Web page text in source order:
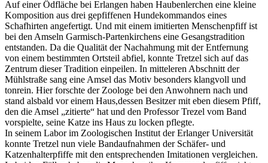
Auf einer Ödfläche bei Erlangen haben Haubenlerchen eine kleine
Komposition aus drei gepfiffenen Hundekommandos eines
Schafhirten angefertigt. Und mit einem imitierten Menschenpfiff ist
bei den Amseln Garmisch-Partenkirchens eine Gesangstradition
entstanden. Da die Qualität der Nachahmung mit der Entfernung
von einem bestimmten Ortsteil abfiel, konnte Tretzel sich auf das
Zentrum dieser Tradition einpeilen. In mitteleren Abschnitt der
Mühlstraße sang eine Amsel das Motiv besonders klangvoll und
tonrein. Hier forschte der Zoologe bei den Anwohnern nach und
stand alsbald vor einem Haus,dessen Besitzer mit eben diesem Pfiff,
den die Amsel „zitierte“ hat und den Professor Trezel vom Band
vorspielte, seine Katze ins Haus zu locken pflegte.
In seinem Labor im Zoologischen Institut der Erlanger Universität
konnte Tretzel nun viele Bandaufnahmen der Schäfer- und
Katzenhalterpfiffe mit den entsprechenden Imitationen vergleichen.